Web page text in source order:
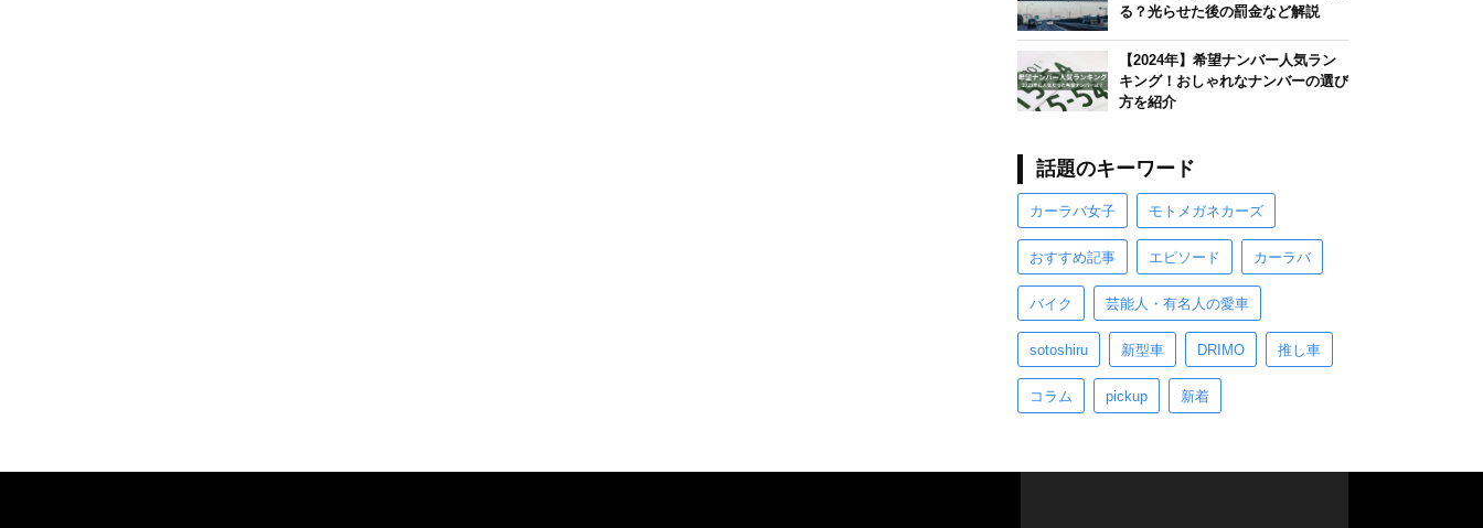
る？光らせた後の罰金など解説
【2024年】希望ナンバー人気ラン
キング！おしゃれなナンバーの選び
方を紹介
話題のキーワード
カーラバ女子 モトメガネカーズ
おすすめ記事 エピソード カーラバ
バイク 芸能人・有名人の愛車
sotoshiru 新型車 DRIMO 推し車
コラム pickup 新着